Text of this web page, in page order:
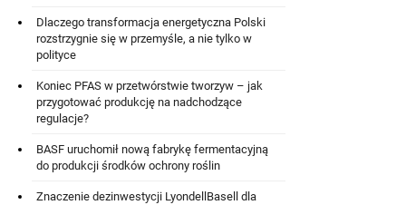
Dlaczego transformacja energetyczna Polski
rozstrzygnie się w przemyśle, a nie tylko w
polityce
Koniec PFAS w przetwórstwie tworzyw – jak
przygotować produkcję na nadchodzące
regulacje?
BASF uruchomił nową fabrykę fermentacyjną
do produkcji środków ochrony roślin
Znaczenie dezinwestycji LyondellBasell dla